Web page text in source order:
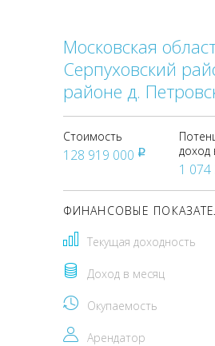
Московская
Серпуховский
районе д.
Стоимость
128 919 000 pуб
доход
1 074
ФИНАНСОВЫЕ
Текущая доходность
Доход в месяц
Окупаемость
Арендатор